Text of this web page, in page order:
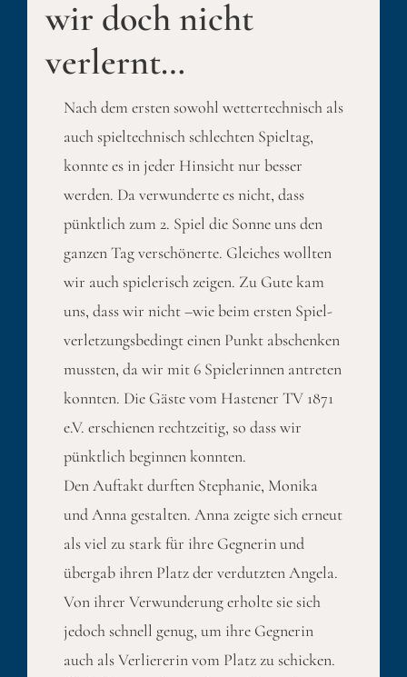
wir doch nicht
verlernt…
Nach dem ersten sowohl wettertechnisch als
auch spieltechnisch schlechten Spieltag,
konnte es in jeder Hinsicht nur besser
werden. Da verwunderte es nicht, dass
pünktlich zum 2. Spiel die Sonne uns den
ganzen Tag verschönerte. Gleiches wollten
wir auch spielerisch zeigen. Zu Gute kam
uns, dass wir nicht –wie beim ersten Spiel-
verletzungsbedingt einen Punkt abschenken
mussten, da wir mit 6 Spielerinnen antreten
konnten. Die Gäste vom Hastener TV 1871
e.V. erschienen rechtzeitig, so dass wir
pünktlich beginnen konnten.
Den Auftakt durften Stephanie, Monika
und Anna gestalten. Anna zeigte sich erneut
als viel zu stark für ihre Gegnerin und
übergab ihren Platz der verdutzten Angela.
Von ihrer Verwunderung erholte sie sich
jedoch schnell genug, um ihre Gegnerin
auch als Verliererin vom Platz zu schicken.